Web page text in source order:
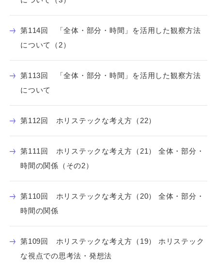
第114回 「全体・部分・時間」を活用した観察方法
について（2）
第113回 「全体・部分・時間」を活用した観察方法
について
第112回 ホリステックな考え方（22）
第111回 ホリステックな考え方（21） 全体・部分・
時間の関係（その2）
第110回 ホリステックな考え方（20） 全体・部分・
時間の関係
第109回 ホリステックな考え方（19） ホリステック
な視点での思考法・発想法